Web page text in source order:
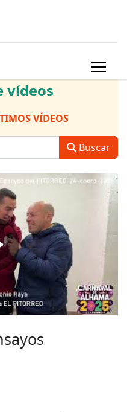
vídeos
VÍDEOS
Buscar